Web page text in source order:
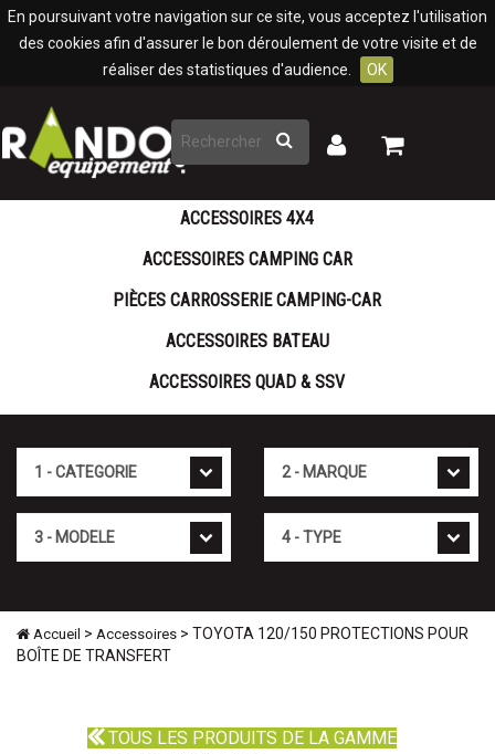
En poursuivant votre navigation sur ce site, vous acceptez l'utilisation
des cookies afin d'assurer le bon déroulement de votre visite et de
réaliser des statistiques d'audience.
OK
Rechercher
Mon
Mon
ACCESSOIRES 4X4
ACCESSOIRES CAMPING CAR
PIÈCES CARROSSERIE CAMPING-CAR
ACCESSOIRES BATEAU
ACCESSOIRES QUAD & SSV
Accueil > Accessoires > TOYOTA 120/150 PROTECTIONS POUR
BOÎTE DE TRANSFERT
TOUS LES PRODUITS DE LA GAMME
Panneau de gestion des cookies